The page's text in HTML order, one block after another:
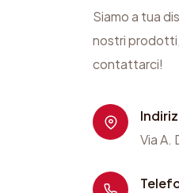
Siamo a tua
nostri
contattarci!
Via A.